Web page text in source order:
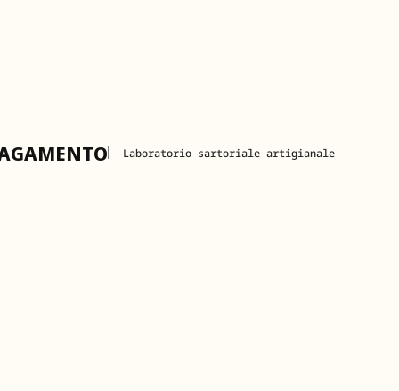
Laboratorio sartoriale artigianale